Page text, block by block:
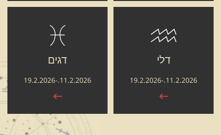
דלי
11.2.2026.-19.2.2026
דגים
11.2.2026.-19.2.2026